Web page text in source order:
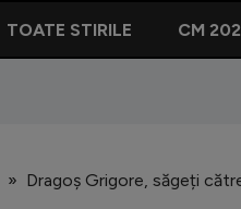
TOATE STIRILE CM
Dragoș Grigore, săgeți